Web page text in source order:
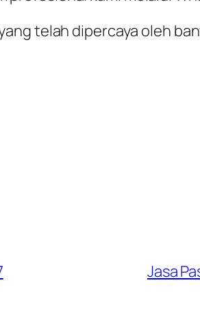
telah dipercaya oleh
Jasa